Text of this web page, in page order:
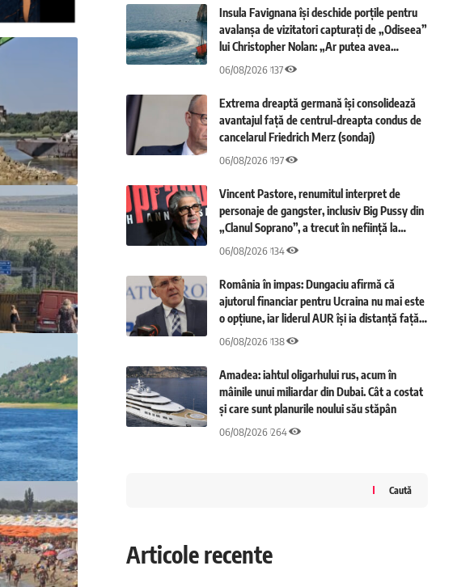
Insula Favignana își deschide porțile pentru
avalanșa de vizitatori capturați de „Odiseea”
lui Christopher Nolan: „Ar putea avea
consecințe negative”
06/08/2026 137
Extrema dreaptă germană își consolidează
avantajul față de centrul-dreapta condus de
cancelarul Friedrich Merz (sondaj)
06/08/2026 197
Vincent Pastore, renumitul interpret de
personaje de gangster, inclusiv Big Pussy din
„Clanul Soprano”, a trecut în neființă la
vârsta de 80 de ani
06/08/2026 134
România în impas: Dungaciu afirmă că
ajutorul financiar pentru Ucraina nu mai este
o opțiune, iar liderul AUR își ia distanță față
de declarațiile lui Simion
06/08/2026 138
Amadea: iahtul oligarhului rus, acum în
mâinile unui miliardar din Dubai. Cât a costat
și care sunt planurile noului său stăpân
06/08/2026 264
Caută
Articole recente